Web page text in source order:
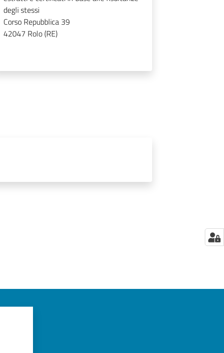
degli stessi
Corso Repubblica 39
42047 Rolo (RE)